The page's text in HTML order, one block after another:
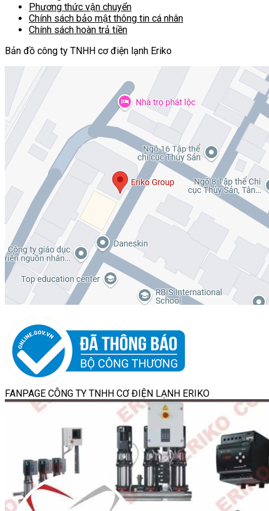
Phương thức vận chuyển
Chính sách bảo mật thông tin cá nhân
Chính sách hoàn trả tiền
Bản đồ công ty TNHH cơ điện lạnh Eriko
FANPAGE CÔNG TY TNHH CƠ ĐIỆN LẠNH ERIKO